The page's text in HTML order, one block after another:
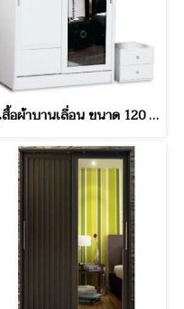
ตู้เสื้อผ้าบานเลื่อน ขนาด 120 ซม.